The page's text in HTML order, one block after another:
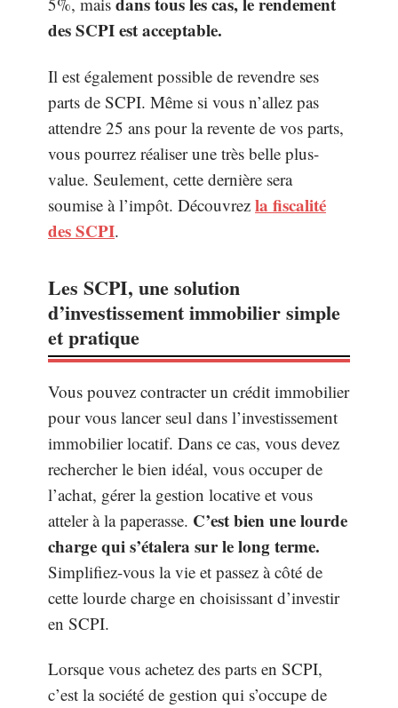
des SCPI est acceptable.
Il est également possible de revendre ses
parts de SCPI. Même si vous n’allez pas
attendre 25 ans pour la revente de vos parts,
vous pourrez réaliser une très belle plus-
value. Seulement, cette dernière sera
soumise à l’impôt. Découvrez la fiscalité
des SCPI.
Les SCPI, une solution
d’investissement immobilier simple
et pratique
Vous pouvez contracter un crédit immobilier
pour vous lancer seul dans l’investissement
immobilier locatif. Dans ce cas, vous devez
rechercher le bien idéal, vous occuper de
l’achat, gérer la gestion locative et vous
atteler à la paperasse. C’est bien une lourde
charge qui s’étalera sur le long terme.
Simplifiez-vous la vie et passez à côté de
cette lourde charge en choisissant d’investir
en SCPI.
Lorsque vous achetez des parts en SCPI,
c’est la société de gestion qui s’occupe de